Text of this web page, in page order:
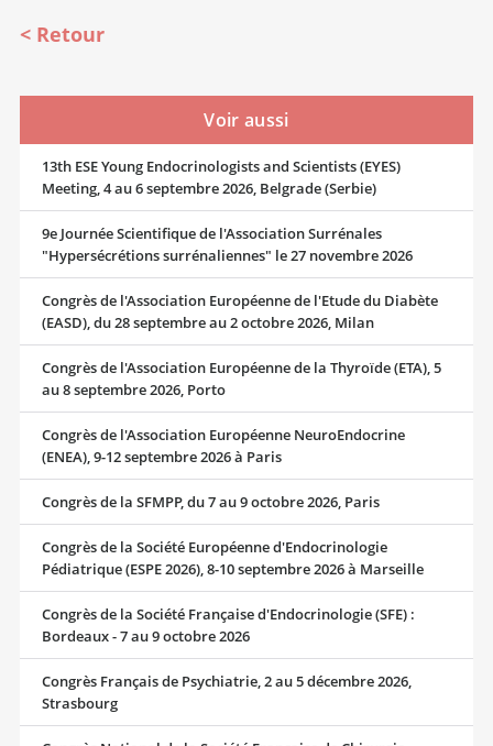
Retour
Voir aussi
13th ESE Young Endocrinologists and Scientists (EYES)
Meeting, 4 au 6 septembre 2026, Belgrade (Serbie)
9e Journée Scientifique de l'Association Surrénales
"Hypersécrétions surrénaliennes" le 27 novembre 2026
Congrès de l'Association Européenne de l'Etude du Diabète
(EASD), du 28 septembre au 2 octobre 2026, Milan
Congrès de l'Association Européenne de la Thyroïde (ETA), 5
au 8 septembre 2026, Porto
Congrès de l'Association Européenne NeuroEndocrine
(ENEA), 9-12 septembre 2026 à Paris
Congrès de la SFMPP, du 7 au 9 octobre 2026, Paris
Congrès de la Société Européenne d'Endocrinologie
Pédiatrique (ESPE 2026), 8-10 septembre 2026 à Marseille
Congrès de la Société Française d'Endocrinologie (SFE) :
Bordeaux - 7 au 9 octobre 2026
Congrès Français de Psychiatrie, 2 au 5 décembre 2026,
Strasbourg